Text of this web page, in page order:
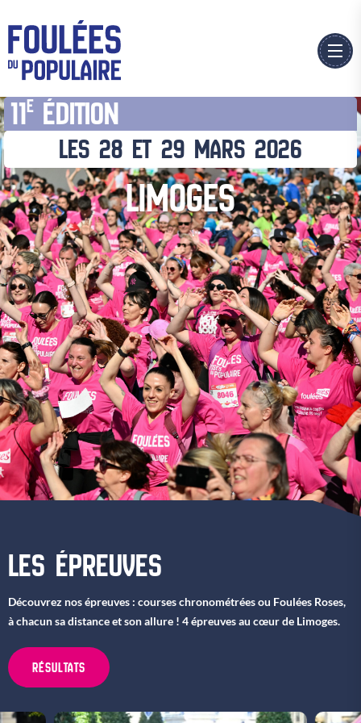
11E ÉDITION
LES 28 ET 29 MARS 2026
LIMOGES
LES ÉPREUVES
Découvrez nos épreuves : courses chronométrées ou Foulées Roses,
à chacun sa distance et son allure ! 4 épreuves au cœur de Limoges.
RÉSULTATS